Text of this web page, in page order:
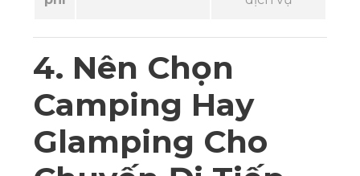
4. Nên Chọn
Camping Hay
Glamping Cho